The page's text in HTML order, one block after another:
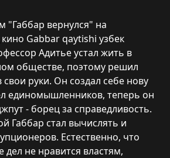
"Габбар вернулся" на
Gabbar qaytishi узбек
Адитье устал жить в
обществе, поэтому решил
свои руки. Он создал себе нову
единомышленников, теперь он
- борец за справедливость.
Габбар стал вычислять и
Естественно, что
не нравится властям,